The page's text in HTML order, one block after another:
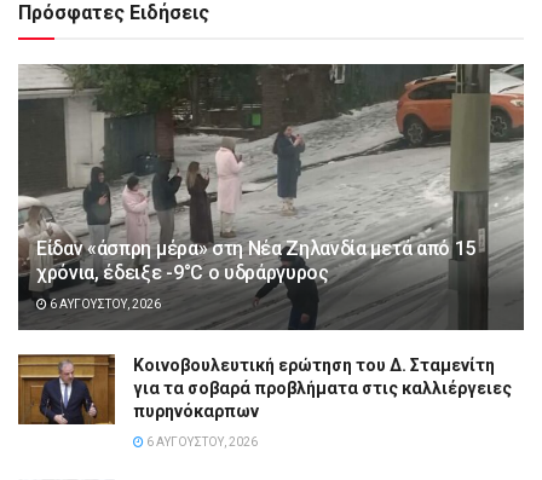
Πρόσφατες Ειδήσεις
Είδαν «άσπρη μέρα» στη Νέα Ζηλανδία μετά από 15
χρόνια, έδειξε -9°C ο υδράργυρος
6 ΑΥΓΟΎΣΤΟΥ, 2026
Κοινοβουλευτική ερώτηση του Δ. Σταμενίτη
για τα σοβαρά προβλήματα στις καλλιέργειες
πυρηνόκαρπων
6 ΑΥΓΟΎΣΤΟΥ, 2026